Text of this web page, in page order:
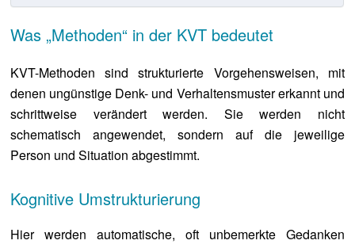
Was „Methoden“ in der KVT bedeutet
KVT-Methoden sind strukturierte Vorgehensweisen, mit
denen ungünstige Denk- und Verhaltensmuster erkannt und
schrittweise verändert werden. Sie werden nicht
schematisch angewendet, sondern auf die jeweilige
Person und Situation abgestimmt.
Kognitive Umstrukturierung
Hier werden automatische, oft unbemerkte Gedanken